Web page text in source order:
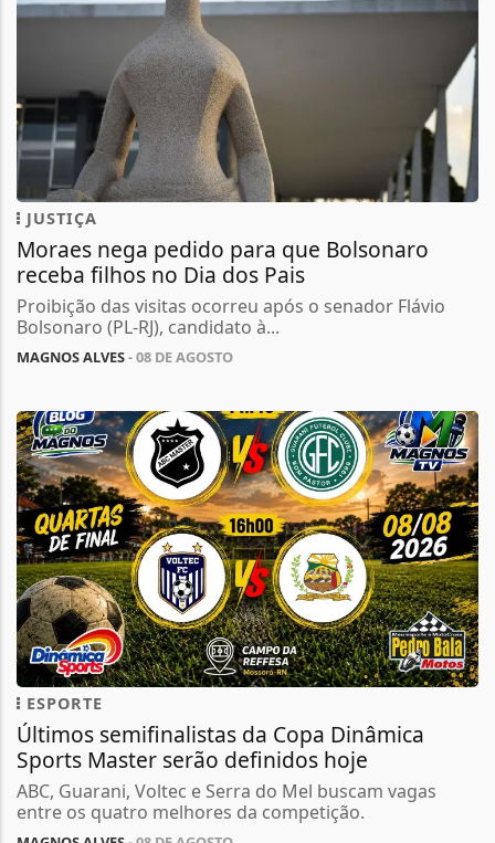
JUSTIÇA
Moraes nega pedido para que Bolsonaro
receba filhos no Dia dos Pais
Proibição das visitas ocorreu após o senador Flávio
Bolsonaro (PL-RJ), candidato à...
MAGNOS ALVES- 08 DE AGOSTO
ESPORTE
Últimos semifinalistas da Copa Dinâmica
Sports Master serão definidos hoje
ABC, Guarani, Voltec e Serra do Mel buscam vagas
entre os quatro melhores da competição.